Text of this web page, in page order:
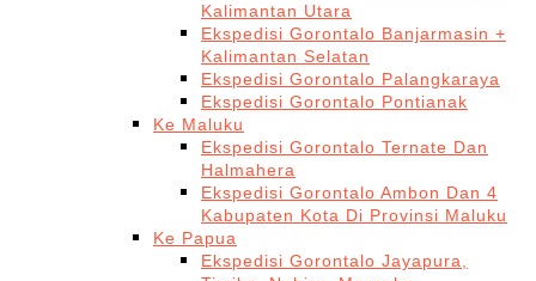
Kalimantan Utara
Ekspedisi Gorontalo Banjarmasin +
Kalimantan Selatan
Ekspedisi Gorontalo Palangkaraya
Ekspedisi Gorontalo Pontianak
Ke Maluku
Ekspedisi Gorontalo Ternate Dan
Halmahera
Ekspedisi Gorontalo Ambon Dan 4
Kabupaten Kota Di Provinsi Maluku
Ke Papua
Ekspedisi Gorontalo Jayapura,